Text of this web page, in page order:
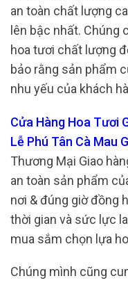
an toàn chất lượng
lên bậc nhất. Chúng
hoa tươi chất lượng
bảo rằng sản phẩm
nhu yếu của khách
Cửa Hàng Hoa Tươi
Lễ Phú Tân Cà Mau
Thương Mại Giao
an toàn sản phẩm
nơi & đúng giờ đồng
thời gian và sức lực
mua sắm chọn lựa
Chúng mình cũng